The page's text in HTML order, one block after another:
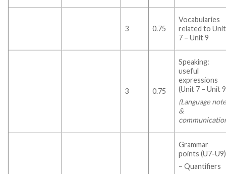
3 0.75
Vocabularies
related to Unit
7 – Unit 9
3 0.75
Speaking:
useful
expressions
(Unit 7 – Unit
(Language
&
Grammar
points (U7-U9)
– Quantifiers